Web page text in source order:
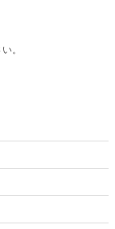
。